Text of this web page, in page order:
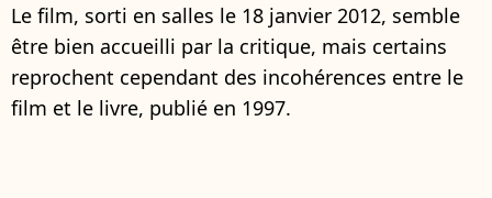
Le film, sorti en salles le 18 janvier 2012, semble
être bien accueilli par la critique, mais certains
reprochent cependant des incohérences entre le
film et le livre, publié en 1997.